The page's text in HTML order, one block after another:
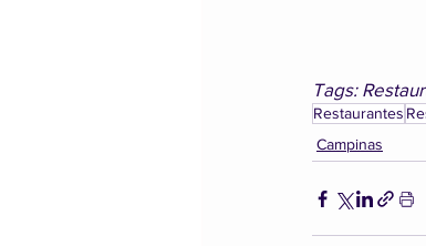
Tags:
Restaurantes
Campinas